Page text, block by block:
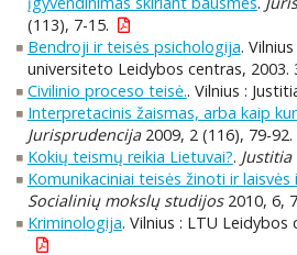
(113), 7-15.
Bendroji ir teisės psichologija.
universiteto Leidybos centras, 2003.
Civilinio proceso teisė.. Vilnius :
Interpretacinis žaismas, arba kaip
Jurisprudencija2009, 2 (116), 79-92.
Kokių teismų reikia Lietuvai?. Justitia
Komunikaciniai teisės žinoti ir
Socialinių mokslų studijos2010, 6,
Kriminologija. Vilnius : LTU Leidybos